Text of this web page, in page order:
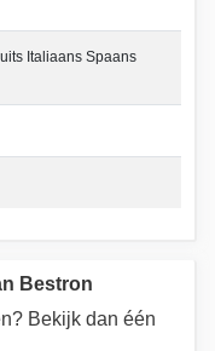
Italiaans Spaans
Bestron
Bekijk dan één